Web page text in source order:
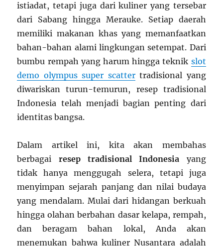
istiadat, tetapi juga dari kuliner yang tersebar
dari Sabang hingga Merauke. Setiap daerah
memiliki makanan khas yang memanfaatkan
bahan-bahan alami lingkungan setempat. Dari
bumbu rempah yang harum hingga teknik slot
demo olympus super scattertradisional yang
diwariskan turun-temurun, resep tradisional
Indonesia telah menjadi bagian penting dari
identitas bangsa.
Dalam artikel ini, kita akan membahas
berbagai resep tradisional Indonesia yang
tidak hanya menggugah selera, tetapi juga
menyimpan sejarah panjang dan nilai budaya
yang mendalam. Mulai dari hidangan berkuah
hingga olahan berbahan dasar kelapa, rempah,
dan beragam bahan lokal, Anda akan
menemukan bahwa kuliner Nusantara adalah